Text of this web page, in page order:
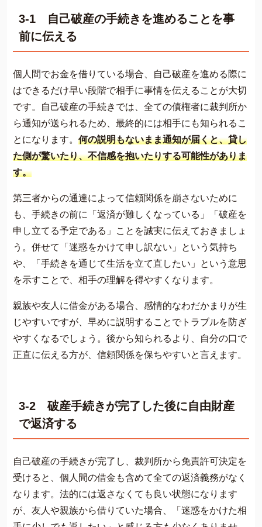
3-1 自己破産の手続きを進めることを事
前に伝える
個人間でお金を借りている場合、自己破産を進める際に
はできるだけ早い段階で相手に事情を伝えることが大切
です。自己破産の手続きでは、全ての債権者に裁判所か
ら通知が送られるため、最終的には相手にも知られるこ
とになります。 何の説明もないまま通知が届くと、貸し
た側が驚いたり、不信感を抱いたりする可能性がありま
す。
第三者からの通達によって信頼関係を崩さないために
も、手続きの前に「返済が難しくなっている」「破産を
申し立てる予定である」ことを誠実に伝えておきましょ
う。併せて「迷惑をかけて申し訳ない」という気持ち
や、「手続きを通じて生活を立て直したい」という意思
を示すことで、相手の理解を得やすくなります。
親族や友人に借金がある場合、感情的なわだかまりが生
じやすいですが、早めに説明することでトラブルを防ぎ
やすくなるでしょう。後から知られるより、自分の口で
正直に伝える方が、信頼関係を保ちやすいと言えます。
3-2 破産手続きが完了した後に自由財産
で返済する
自己破産の手続きが完了し、裁判所から免責許可決定を
受けると、個人間の借金も含めて全ての返済義務がなく
なります。法的には返さなくても良い状態になります
が、友人や親族から借りていた場合、「迷惑をかけた相